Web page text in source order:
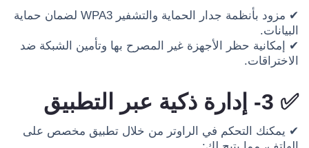
✔ مزود بأنظمة جدار الحماية والتشفير WPA3 لضمان حماية
البيانات.
✔ إمكانية حظر الأجهزة غير المصرح بها وتأمين الشبكة ضد
الاختراقات.
✅ 3- إدارة ذكية عبر التطبيق
✔ يمكنك التحكم في الراوتر من خلال تطبيق مخصص على